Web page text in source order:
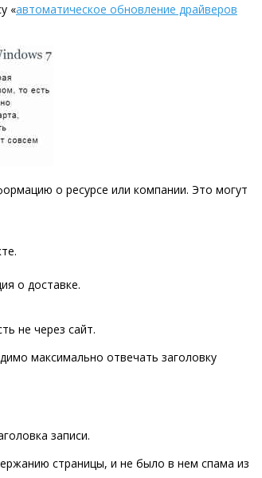
«автоматическое обновление драйверов
о ресурсе или компании. Это могут
о доставке.
не через сайт.
максимально отвечать заголовку
записи.
страницы, и не было в нем спама из